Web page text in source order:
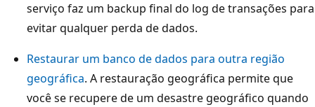
serviço faz um backup final do log de transações para
evitar qualquer perda de dados.
Restaurar um banco de dados para outra região
geográfica. A restauração geográfica permite que
você se recupere de um desastre geográfico quando